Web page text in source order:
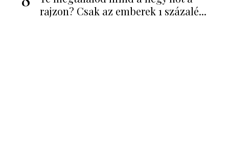
rajzon? Csak az emberek 1 százalé...